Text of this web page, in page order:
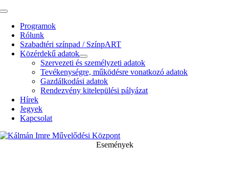
Kihagyás
Toggle
NavigationProgramok
Rólunk
Szabadtéri színpad / SzínpART
Közérdekű adatok
Szervezeti és személyzeti adatok
Tevékenységre, működésre vonatkozó adatok
Gazdálkodási adatok
Rendezvény kitelepülési pályázat
Hírek
Jegyek
Kapcsolat
Események